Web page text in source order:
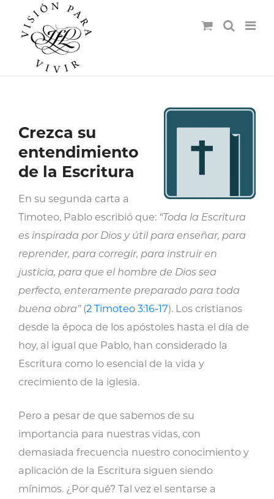
Crezca su
entendimiento
de la Escritura
En su segunda carta a
Timoteo, Pablo escribió que: “Toda la Escritura
es inspirada por Dios y útil para enseñar, para
reprender, para corregir, para instruir en
justicia, para que el hombre de Dios sea
perfecto, enteramente preparado para toda
buena obra”(2 Timoteo 3:16-17). Los cristianos
desde la época de los apóstoles hasta el día de
hoy, al igual que Pablo, han considerado la
Escritura como lo esencial de la vida y
crecimiento de la iglesia.
Pero a pesar de que sabemos de su
importancia para nuestras vidas, con
demasiada frecuencia nuestro conocimiento y
aplicación de la Escritura siguen siendo
mínimos. ¿Por qué? Tal vez el sentarse a